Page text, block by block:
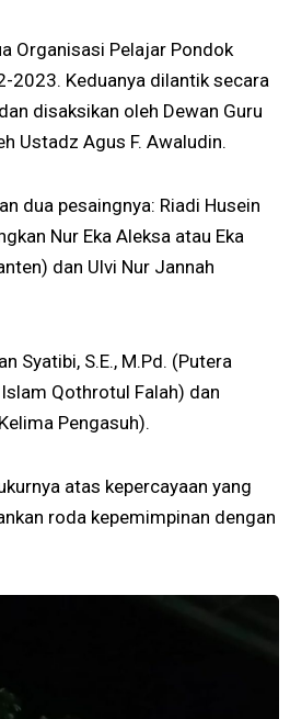
Organisasi Pelajar Pondok
2023. Keduanya dilantik secara
disaksikan oleh Dewan Guru
Ustadz Agus F. Awaludin.
dua pesaingnya: Riadi Husein
Nur Eka Aleksa atau Eka
dan Ulvi Nur Jannah
Syatibi, S.E., M.Pd. (Putera
Qothrotul Falah) dan
Pengasuh).
atas kepercayaan yang
roda kepemimpinan dengan